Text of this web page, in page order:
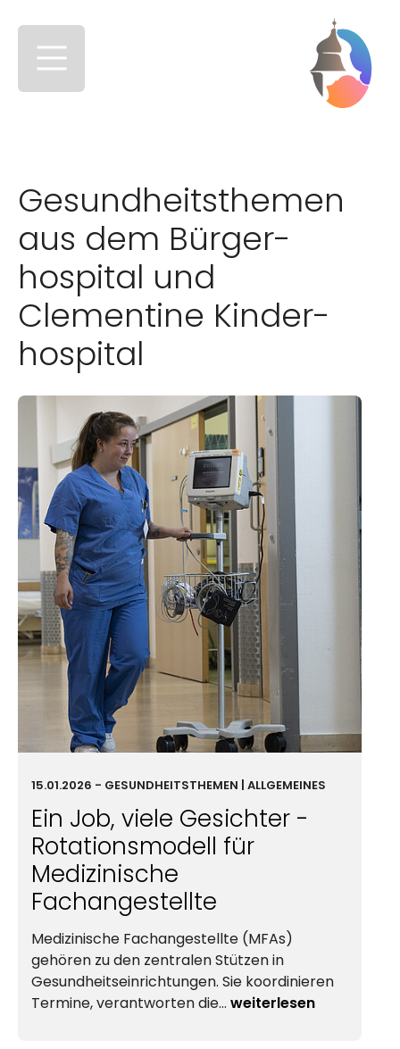
Gesund­heitsthemen
aus dem Bürger­
hospital und
Clementine Kinder­
hospital
15.01.2026 - GESUND­HEITSTHEMEN | ALLGEMEINES
Ein Job, viele Gesichter -
Rotationsmodell für
Medizinische
Fachangestellte
Medizinische Fachangestellte (MFAs)
gehören zu den zentralen Stützen in
Gesund­heitseinrichtungen. Sie koordinieren
Termine, verantworten die… weiterlesen